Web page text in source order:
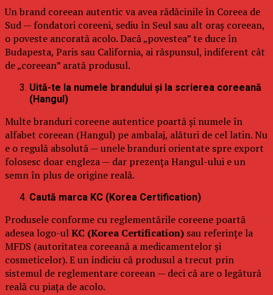
Un brand coreean autentic va avea rădăcinile în Coreea de
Sud — fondatori coreeni, sediu în Seul sau alt oraș coreean,
o poveste ancorată acolo. Dacă „povestea” te duce în
Budapesta, Paris sau California, ai răspunsul, indiferent cât
de „coreean” arată produsul.
Uită-te la numele brandului și la scrierea coreeană
(Hangul)
Multe branduri coreene autentice poartă și numele în
alfabet coreean (Hangul) pe ambalaj, alături de cel latin. Nu
e o regulă absolută — unele branduri orientate spre export
folosesc doar engleza — dar prezența Hangul-ului e un
semn în plus de origine reală.
Caută marca KC (Korea Certification)
Produsele conforme cu reglementările coreene poartă
adesea logo-ulKC (Korea Certification) sau referințe la
MFDS (autoritatea coreeană a medicamentelor și
cosmeticelor). E un indiciu că produsul a trecut prin
sistemul de reglementare coreean — deci că are o legătură
reală cu piața de acolo.